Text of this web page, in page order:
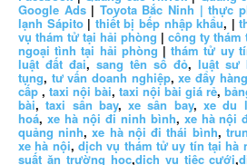
Google Ads| Toyota Bắc Ninh | thực
lạnh Sápito |thiết bị bếp nhập khẩu, |
vụ thám tử tại hải phòng | công ty thám
ngoại tình tại hải phòng |thám tử uy
luật đất đai, sang tên sổ đỏ, luật sư
tụng, tư vấn doanh nghiệp,xe đẩy hàng
cấp, taxi nội bài, taxi nội bài giá rẻ,
bài,taxi sân bay,xe sân bay,xe du
hoá, xe hà nội đi ninh bình, xe hà nội
quảng ninh,xe hà nội đi thái bình,
xe hà nội,dịch vụ thám tử uy tín tại hà
suất ăn trường học,dịch vụ tiệc cưới,